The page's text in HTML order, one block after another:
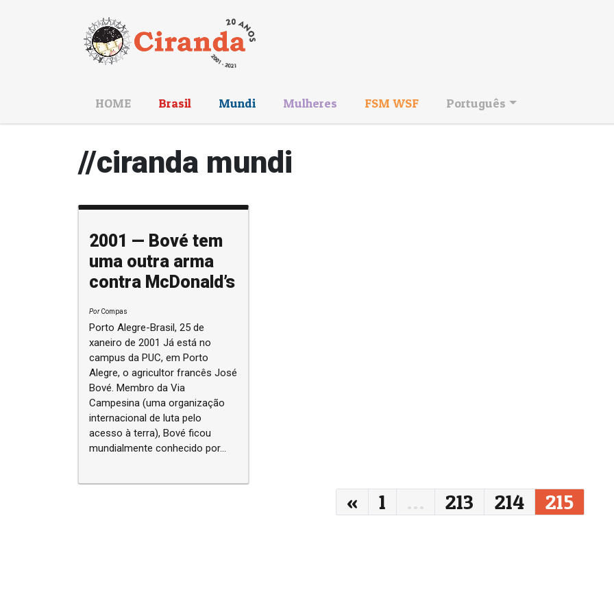
HOME Brasil Mundi Mulheres FSM WSF Português
//ciranda mundi
2001 — Bové tem
uma outra arma
contra McDonald’s
PorCompas
Porto Alegre-Brasil, 25 de
xaneiro de 2001 Já está no
campus da PUC, em Porto
Alegre, o agricultor francês José
Bové. Membro da Via
Campesina (uma organização
internacional de luta pelo
acesso à terra), Bové ficou
mundialmente conhecido por...
« 1 … 213 214 215